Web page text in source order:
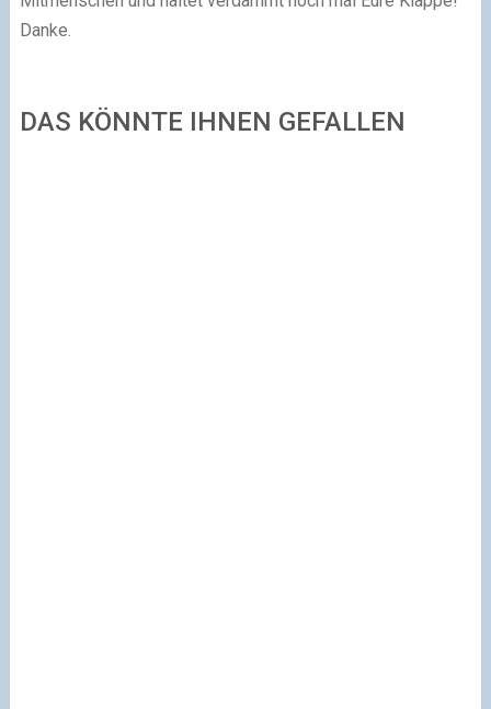
Danke.
DAS KÖNNTE IHNEN GEFALLEN